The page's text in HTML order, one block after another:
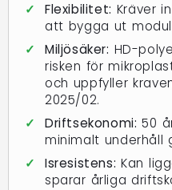
✓
Flexibilitet: Kräver
att bygga ut
✓
Miljösäker: HD-
risken för
och uppfyller
2025/02.
✓
Driftsekonomi: 50
minimalt underhåll
✓
Isresistens: Kan
sparar årliga